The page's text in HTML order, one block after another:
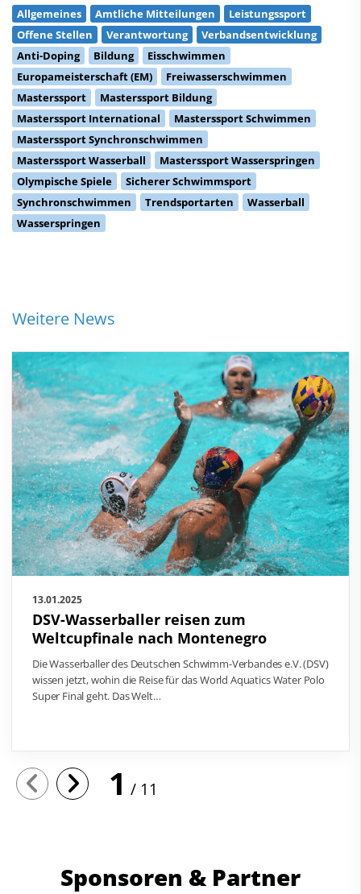
Allgemeines Amtliche Mitteilungen
Leistungssport
Offene Stellen
Verantwortung
Verbandsentwicklung
Anti-Doping
Bildung
Eisschwimmen
Europameisterschaft (EM)
Freiwasserschwimmen
Masterssport
Masterssport Bildung
Masterssport International
Masterssport Schwimmen
Masterssport Synchronschwimmen
Masterssport Wasserball
Masterssport Wasserspringen
Olympische Spiele
Sicherer Schwimmsport
Synchronschwimmen
Trendsportarten
Wasserball
Wasserspringen
Weitere News
13.01.2025
DSV-Wasserballer reisen zum
Weltcupfinale nach Montenegro
Die Wasserballer des Deutschen Schwimm-Verbandes e.V. (DSV)
wissen jetzt, wohin die Reise für das World Aquatics Water Polo
Super Final geht. Das Welt…
1 11
Sponsoren & Partner